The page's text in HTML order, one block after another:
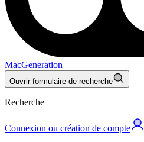
MacGeneration
Ouvrir formulaire de recherche
Recherche
Connexion ou création de compte